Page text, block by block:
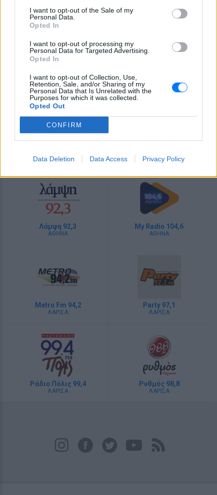
I want to opt-out of the Sale of my
Personal Data.
Opted In
I want to opt-out of processing my
Personal Data for Targeted Advertising.
Opted In
I want to opt-out of Collection, Use,
Retention, Sale, and/or Sharing of my
Personal Data that Is Unrelated with the
Purposes for which it was collected.
Opted Out
CONFIRM
Data Deletion Data Access Privacy Policy
μέσα από το E-Radio.
Περισσότερα
ΑΘΗΝΑ ΘΕΣΣΑΛΟΝΙΚΗ
Λάμψη 92,3
ΑΘΗΝΑ
My Radio 104,6
ΑΘΗΝΑ
Metro Fm 94,2
ΛΑΡΙΣΑ
Party 97,1
ΛΑΡΙΣΑ
Ράδιο Πόλις 99,4
ΛΑΡΙΣΑ
Ρυθμός 98,8
ΛΑΡΙΣΑ